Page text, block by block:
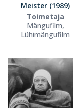
Meister (1989)
Toimetaja
Mängufilm,
Lühimängufilm